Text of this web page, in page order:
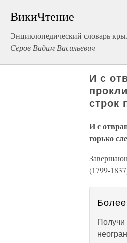
ВикиЧтение
Энциклопедический словарь
Серов Вадим Васильевич
И с
строк
И с
горько
(1799-
Более
Получи